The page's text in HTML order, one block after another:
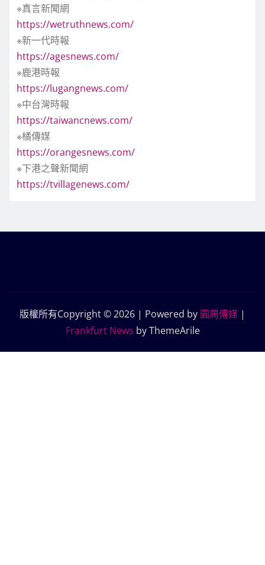
※真言新聞網
https://wetruthnews.com/
※新一代時報
https://agesnews.com/
※鹿港時報
https://lugangnews.com/
※中台灣時報
https://taiwancnews.com/
※橘傳媒
https://orangesnews.com/
※下港之聲新聞網
https://tvillagenews.com/
版權所有Copyright © 2026 | Powered by 圓周傳媒 |
Frankfurt News by ThemeArile